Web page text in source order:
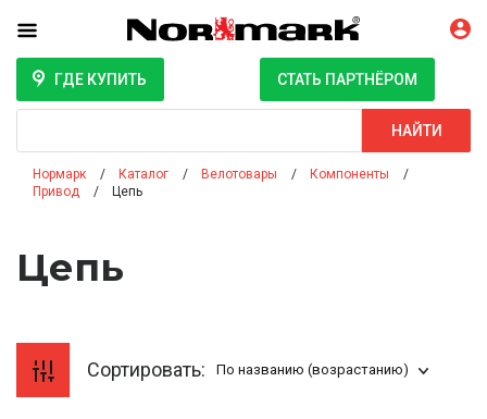
ГДЕ КУПИТЬ СТАТЬ ПАРТНЁРОМ
НАЙТИ
Нормарк Каталог Велотовары
Компоненты
Привод
Цепь
Цепь
Сортировать: По названию (возрастанию)